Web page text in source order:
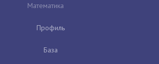
Математика
Профиль
База